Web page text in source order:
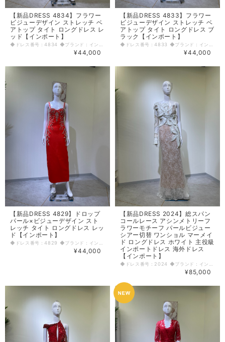
【新品DRESS 4834】フラワー
ビジューデザイン ストレッチ ベ
アトップ タイト ロングドレス レ
ッド【インポート】
¥44,000
【新品DRESS 4833】フラワー
ビジューデザイン ストレッチ ベ
アトップ タイト ロングドレス ブ
ラック【インポート】
¥44,000
【新品DRESS 4829】ドロップ
パール×ビジューデザイン スト
レッチ タイト ロングドレス レッ
ド【インポート】
¥44,000
【新品DRESS 2024】総スパン
コールレース アシンメトリーフ
ラワーモチーフ パールビジュー
シアー切替 ワンショル マーメイ
ド ロングドレス ホワイト 主役級
インポートドレス 海外ドレス
【インポート】
¥85,000